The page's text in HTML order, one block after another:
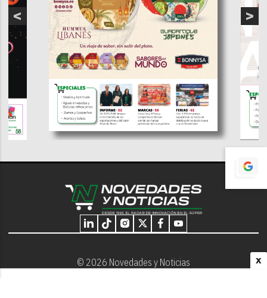
X
© 2026 Novedades y Noticias